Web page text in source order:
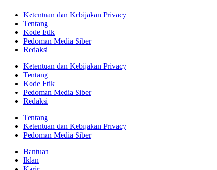
Ketentuan dan Kebijakan Privacy
Tentang
Kode Etik
Pedoman Media Siber
Redaksi
Ketentuan dan Kebijakan Privacy
Tentang
Kode Etik
Pedoman Media Siber
Redaksi
Tentang
Ketentuan dan Kebijakan Privacy
Pedoman Media Siber
Bantuan
Iklan